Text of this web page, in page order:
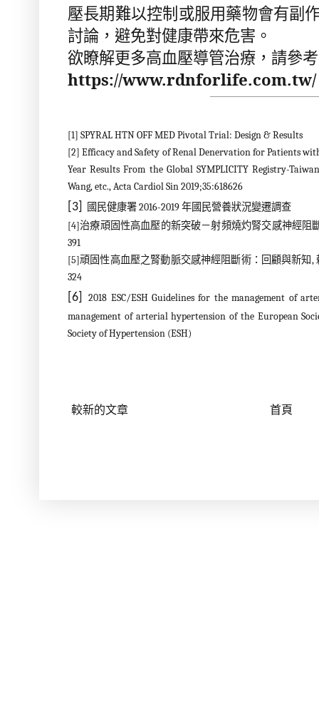
壓長期難以控制或服用藥物會有副
討論，避免對健康帶來危害。
欲瞭解更多高血壓導管治療，請參
https://www.rdnforlife.com.tw/
[1] SPYRAL HTN OFF MED Pivotal Trial: Design & Results
[2] Efficacy and Safety of Renal Denervation for Patients
Year Results From the Global SYMPLICITY Registry-
Wang, etc., Acta Cardiol Sin 2019;35:618626
[3]
國民健康署2016-2019年國民營養狀況變遷調查
[4]治療頑固性高血壓的新突破－射頻燒灼腎交感神經阻
391
[5]頑固性高血壓之腎動脈交感神經阻斷術：回顧與新知,
324
[6]
2018 ESC/ESH Guidelines for the management of
management of arterial hypertension of the European
Society of Hypertension (ESH)
較新的文章 首頁